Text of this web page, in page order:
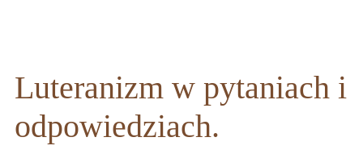
Luteranizm w pytaniach i
odpowiedziach.